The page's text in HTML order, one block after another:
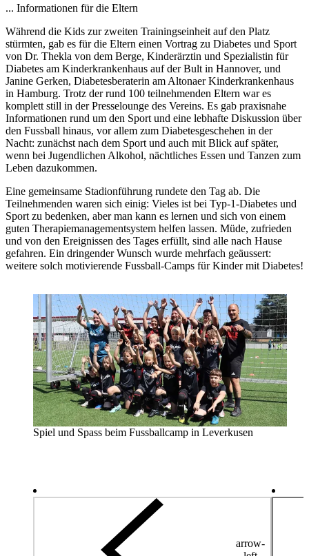
... Informationen für die Eltern
Während die Kids zur zweiten Trainingseinheit auf den Platz
stürmten, gab es für die Eltern einen Vortrag zu Diabetes und Sport
von Dr. Thekla von dem Berge, Kinderärztin und Spezialistin für
Diabetes am Kinderkrankenhaus auf der Bult in Hannover, und
Janine Gerken, Diabetesberaterin am Altonaer Kinderkrankenhaus
in Hamburg. Trotz der rund 100 teilnehmenden Eltern war es
komplett still in der Presselounge des Vereins. Es gab praxisnahe
Informationen rund um den Sport und eine lebhafte Diskussion über
den Fussball hinaus, vor allem zum Diabetesgeschehen in der
Nacht: zunächst nach dem Sport und auch mit Blick auf später,
wenn bei Jugendlichen Alkohol, nächtliches Essen und Tanzen zum
Leben dazukommen.
Eine gemeinsame Stadionführung rundete den Tag ab. Die
Teilnehmenden waren sich einig: Vieles ist bei Typ-1-Diabetes und
Sport zu bedenken, aber man kann es lernen und sich von einem
guten Therapiemanagementsystem helfen lassen. Müde, zufrieden
und von den Ereignissen des Tages erfüllt, sind alle nach Hause
gefahren. Ein dringender Wunsch wurde mehrfach geäussert:
weitere solch motivierende Fussball-Camps für Kinder mit Diabetes!
Spiel und Spass beim Fussballcamp in Leverkusen
arrow-